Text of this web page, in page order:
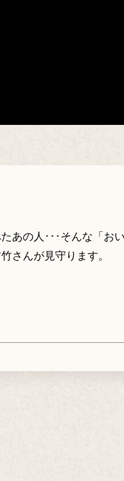
あの人･･･そんな「
さんが見守ります。